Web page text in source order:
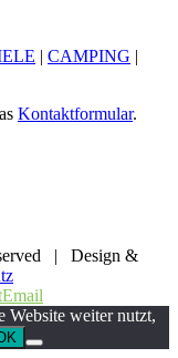
| CAMPING |
Kontaktformular.
| Design &
Email
Website weiter nutzt,